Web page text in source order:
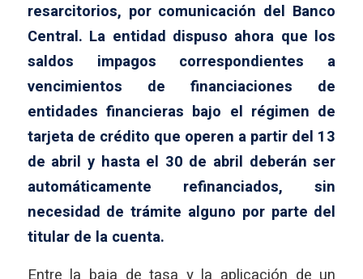
resarcitorios, por comunicación del Banco
Central. La entidad dispuso ahora que los
saldos impagos correspondientes a
vencimientos de financiaciones de
entidades financieras bajo el régimen de
tarjeta de crédito que operen a partir del 13
de abril y hasta el 30 de abril deberán ser
automáticamente refinanciados, sin
necesidad de trámite alguno por parte del
titular de la cuenta.